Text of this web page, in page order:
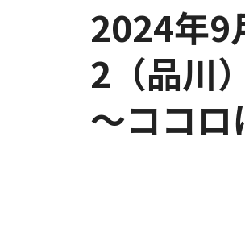
2024年9
2（品川
～ココ